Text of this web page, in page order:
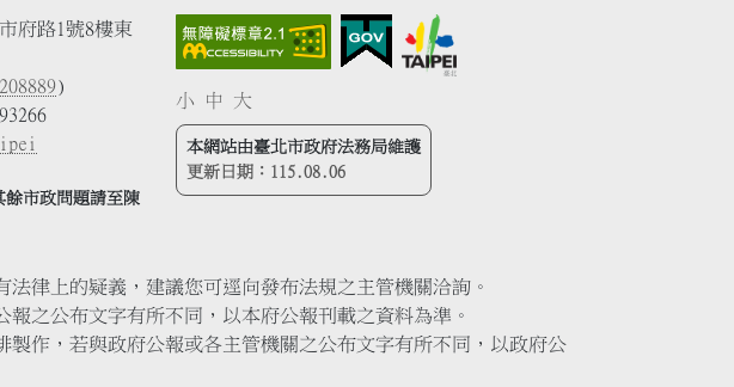
府路1號8樓東
)
餘市政問題請至陳
小 中 大
本網站由臺北市政府法務局維護
更新日期： 115.08.06
律上的疑義，建議您可逕向發布法規之主管機關洽詢。
之公布文字有所不同，以本府公報刊載之資料為準。
作，若與政府公報或各主管機關之公布文字有所不同，以政府公